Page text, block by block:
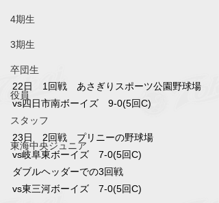
4期生
3期生
卒団生
役員
スタッフ
東海中央ジュニア
22日　1回戦　あさぎりスポーツ公園野球場
vs四日市南ボーイズ　9-0(5回C)
23日　2回戦　プリニーの野球場
vs岐阜東ボーイズ　7-0(5回C)
ダブルヘッダーでの3回戦
vs東三河ボーイズ　7-0(5回C)